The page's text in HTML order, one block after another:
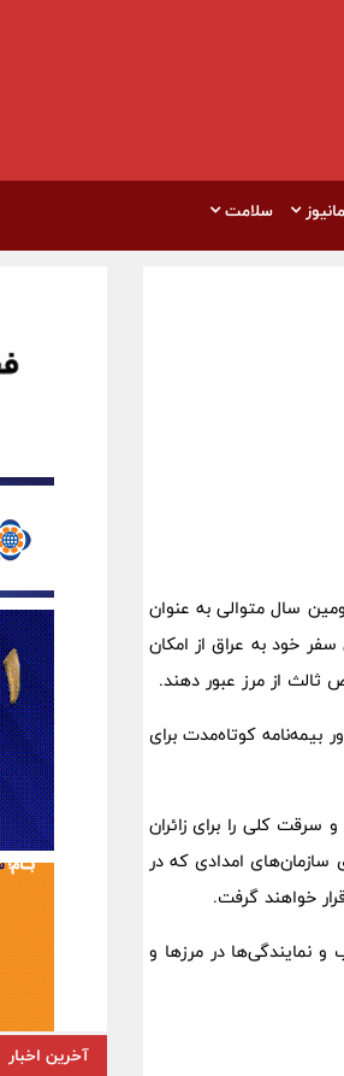
سلامت
سال متوالی به عنوان
خود به عراق از امکان
کوتاه‌مدت برای
سرقت کلی را برای زائران
سازمان‌های امدادی که در
خواهند گرفت.
و نمایندگی‌ها در مرزها و
آخرین اخبار